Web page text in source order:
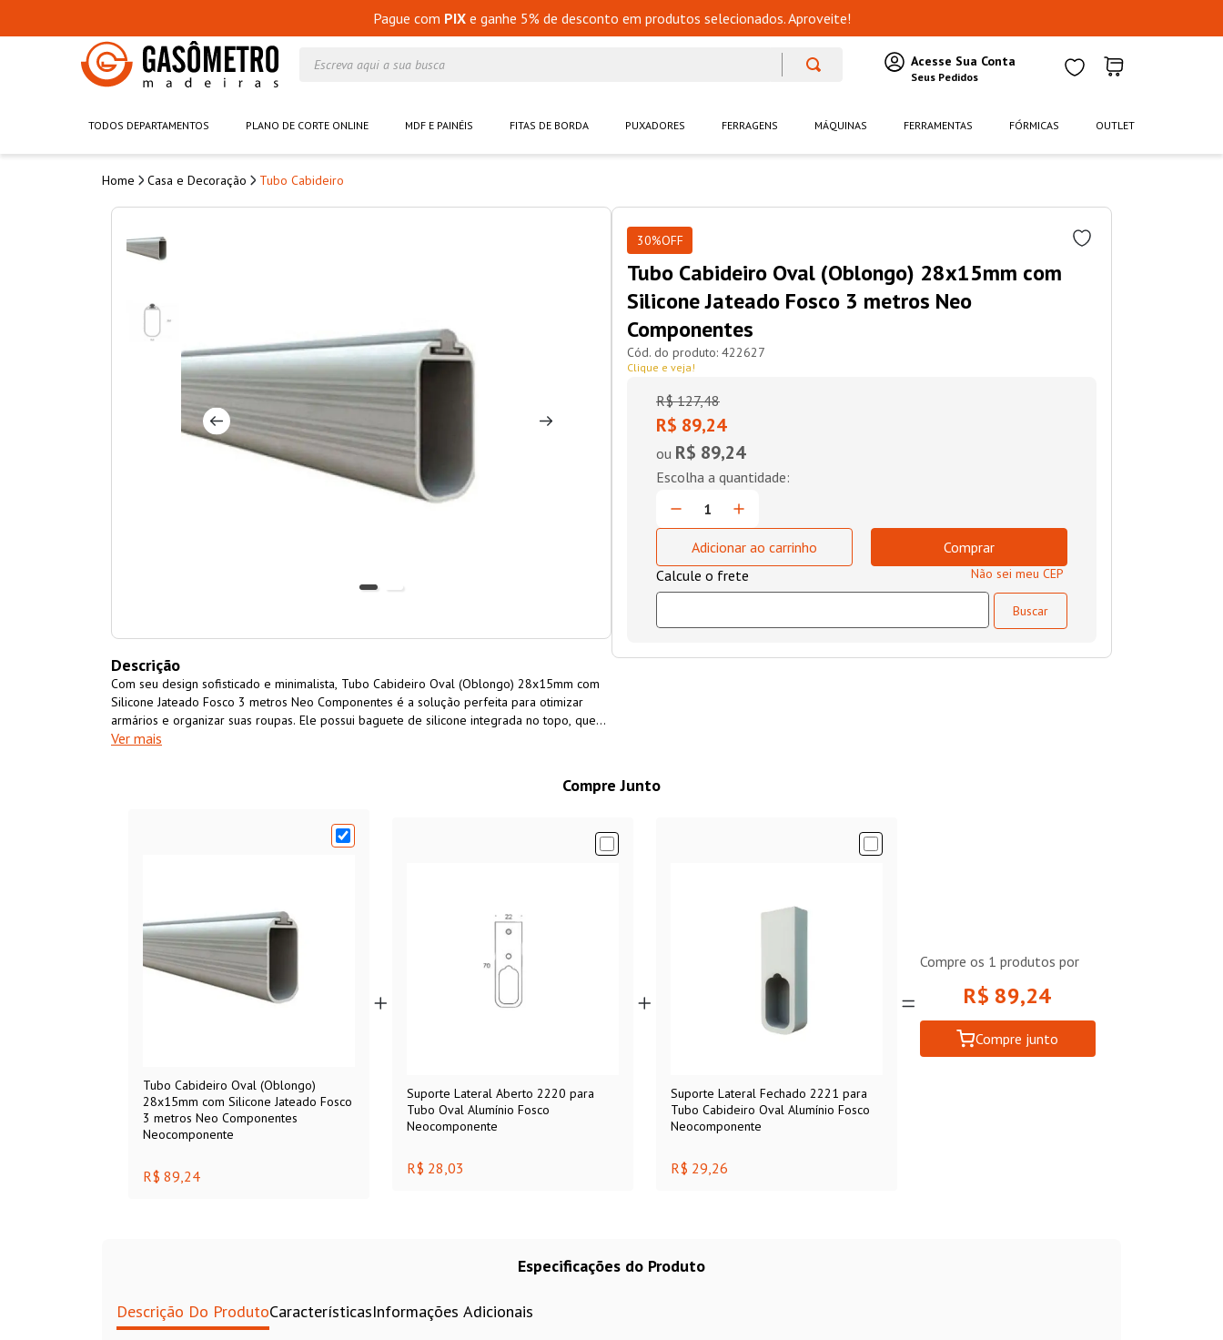
Pague com PIXe ganhe 5% de desconto em produtos selecionados. Aproveite!
TODOS DEPARTAMENTOS PLANO DE CORTE ONLINE MDF E PAINÉIS FITAS DE BORDA PUXADORES FERRAGENS MÁQUINAS FERRAMENTAS FÓRMICAS OUTLET
Casa e Decoração Tubo Cabideiro
Descrição
Com seu design sofisticado e minimalista, Tubo Cabideiro Oval (Oblongo) 28x15mm com
Silicone Jateado Fosco 3 metros Neo Componentes é a solução perfeita para otimizar
armários e organizar suas roupas. Ele possui baguete de silicone integrada no topo, que
além de proteger o tubo contra riscos causados pelos cabides, também evita que as
Ver mais
30%OFF
Tubo Cabideiro Oval (Oblongo) 28x15mm com
Silicone Jateado Fosco 3 metros Neo
Componentes
422627
Clique e veja!
R$ 127,48
R$ 89,24
ou R$ 89,24
Adicionar ao carrinho Comprar
Não sei meu CEP
Compre Junto
Tubo Cabideiro Oval (Oblongo)
28x15mm com Silicone Jateado Fosco
3 metros Neo Componentes
Neocomponente
R$ 89,24
Suporte Lateral Aberto 2220 para
Tubo Oval Alumínio Fosco
Neocomponente
R$ 28,03
Suporte Lateral Fechado 2221 para
Tubo Cabideiro Oval Alumínio Fosco
Neocomponente
R$ 29,26
Compre os 1 produtos por
R$ 89,24
Compre junto
Especificações do Produto
Descrição Do ProdutoCaracterísticasInformações Adicionais